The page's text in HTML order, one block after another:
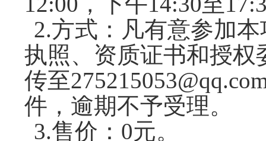
2.方式 ： 凡有意参加
执照、资质证书和授权
传至
件 ， 逾期不予受理。
3.售价 ： 0元。